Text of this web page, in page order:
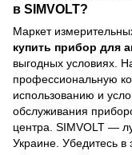
в SIMVOLT?
Маркет
купить прибор для
выгодных условиях.
профессиональную
использованию и
обслуживания
центра. SIMVOLT —
Украине. Убедитесь в